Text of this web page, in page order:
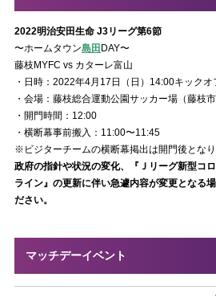
2022明治安田生命 J3リーグ第6節
〜ホームタウン島田 DAY〜
藤枝MYFC vs カターレ富山
・日時：2022年4月17日（日）14:00キックオ
・会場：藤枝総合運動公園サッカー場（藤枝市
・開門時間：12:00
・横断幕事前搬入：11:00〜11:45
※ビジターチームの横断幕掲出は開門後とな
政府の指針や状況の変化、『Ｊリーグ新型コ
ライン』の更新に伴い急遽内容が変更となる
ださい。
マッチデーイベント